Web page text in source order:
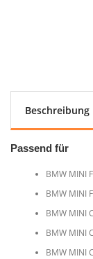
Beschreibung
Passend für
BMW MINI
BMW MINI
BMW MINI
BMW MINI
BMW MINI